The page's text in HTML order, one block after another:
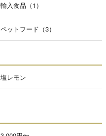
輸入食品（1）
ペットフード（3）
塩レモン